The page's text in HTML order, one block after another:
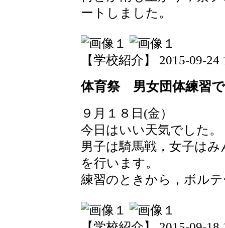
ートしました。
【学校紹介】 2015-09-24
体育祭 男女団体練習
９月１８日(金）
今日はいい天気でした。
男子は騎馬戦，女子は
を行います。
練習のときから，ボル